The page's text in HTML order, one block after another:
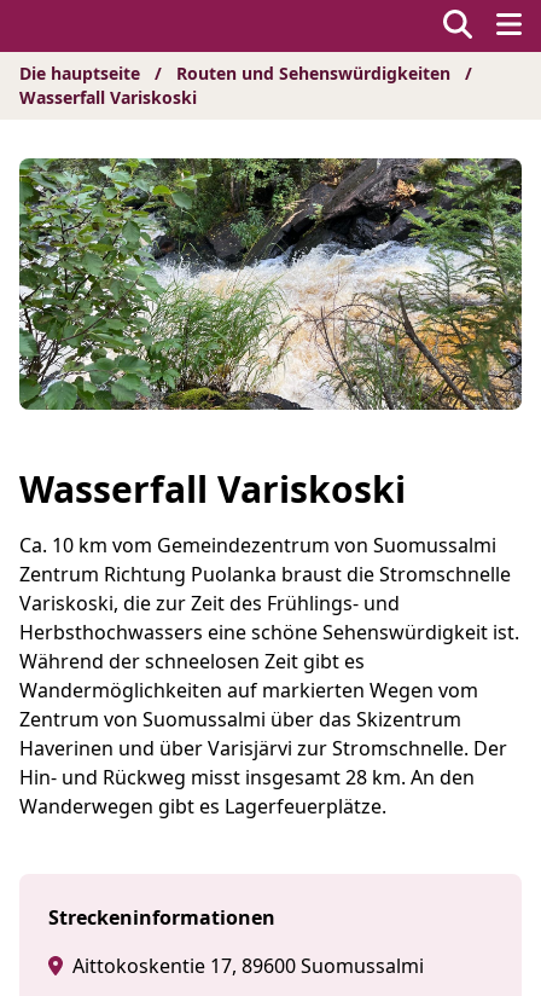
Die hauptseite / Routen und Sehenswürdigkeiten
/
Wasserfall Variskoski
Wasserfall Variskoski
Ca. 10 km vom Gemeindezentrum von Suomussalmi
Zentrum Richtung Puolanka braust die Stromschnelle
Variskoski, die zur Zeit des Frühlings- und
Herbsthochwassers eine schöne Sehenswürdigkeit ist.
Während der schneelosen Zeit gibt es
Wandermöglichkeiten auf markierten Wegen vom
Zentrum von Suomussalmi über das Skizentrum
Haverinen und über Varisjärvi zur Stromschnelle. Der
Hin- und Rückweg misst insgesamt 28 km. An den
Wanderwegen gibt es Lagerfeuerplätze.
Streckeninformationen
Aittokoskentie 17, 89600 Suomussalmi